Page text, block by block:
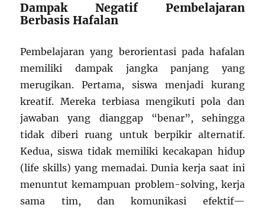
Dampak Negatif Pembelajaran
Berbasis Hafalan
Pembelajaran yang berorientasi pada hafalan
memiliki dampak jangka panjang yang
merugikan. Pertama, siswa menjadi kurang
kreatif. Mereka terbiasa mengikuti pola dan
jawaban yang dianggap “benar”, sehingga
tidak diberi ruang untuk berpikir alternatif.
Kedua, siswa tidak memiliki kecakapan hidup
(life skills) yang memadai. Dunia kerja saat ini
menuntut kemampuan problem-solving, kerja
sama tim, dan komunikasi efektif—